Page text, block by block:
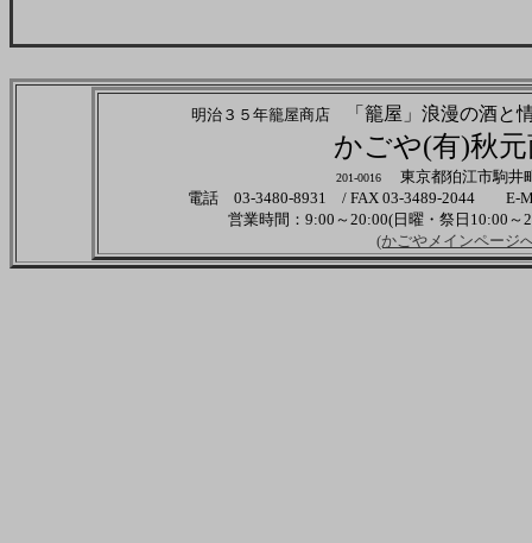
明治３５年籠屋商店 「籠屋」浪
かごや(有)秋
201-0016
東京都狛江市駒井
電話 03-3480-8931 / FAX 03-3489-2044
営業時間：9:00～20:00(日曜・祭日10:00
(かごやメインページ